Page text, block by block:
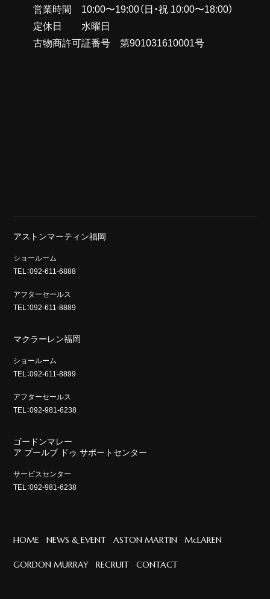
営業時間 10:00〜19:00（日・祝 10:00〜18:00）
定休日 水曜日
古物商許可証番号 第901031610001号
アストンマーティン福岡
ショールーム
TEL：092-611-6888
アフターセールス
TEL：092-611-8889
マクラーレン福岡
ショールーム
TEL：092-611-8899
アフターセールス
TEL：092-981-6238
ゴードンマレー
ア プールブ ドゥ サポートセンター
サービスセンター
TEL：092-981-6238
HOME NEWS & EVENT ASTON MARTIN McLAREN
GORDON MURRAY RECRUIT CONTACT